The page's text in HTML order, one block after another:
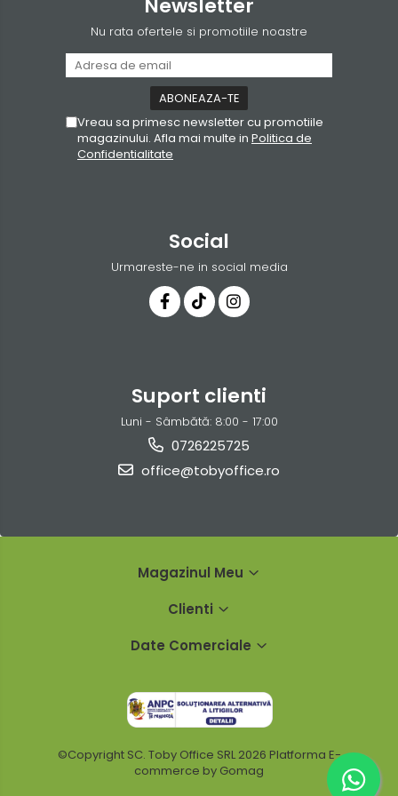
Newsletter
Nu rata ofertele si promotiile noastre
Vreau sa primesc newsletter cu promotiile
magazinului. Afla mai multe in Politica de
Confidentialitate
Social
Urmareste-ne in social media
Suport clienti
Luni - Sâmbătă: 8:00 - 17:00
0726225725
office@tobyoffice.ro
Magazinul Meu
Clienti
Date Comerciale
©Copyright SC. Toby Office SRL 2026 Platforma E-
commerce by Gomag